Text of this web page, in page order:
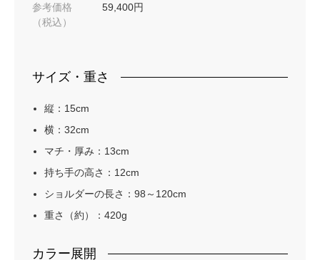
参考価格
（税込）
59,400円
サイズ・重さ
縦：15cm
横：32cm
マチ・厚み：13cm
持ち手の高さ：12cm
ショルダーの長さ：98～120cm
重さ（約）：420g
カラー展開